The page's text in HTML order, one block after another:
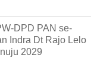
DPD PAN se-
Indra Dt Rajo Lelo
2029